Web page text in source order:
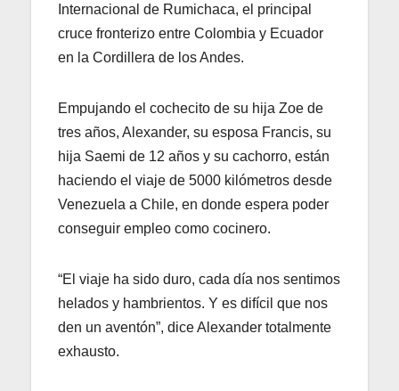
Internacional de Rumichaca, el principal
cruce fronterizo entre Colombia y Ecuador
en la Cordillera de los Andes.
Empujando el cochecito de su hija Zoe de
tres años, Alexander, su esposa Francis, su
hija Saemi de 12 años y su cachorro, están
haciendo el viaje de 5000 kilómetros desde
Venezuela a Chile, en donde espera poder
conseguir empleo como cocinero.
“El viaje ha sido duro, cada día nos sentimos
helados y hambrientos. Y es difícil que nos
den un aventón”, dice Alexander totalmente
exhausto.